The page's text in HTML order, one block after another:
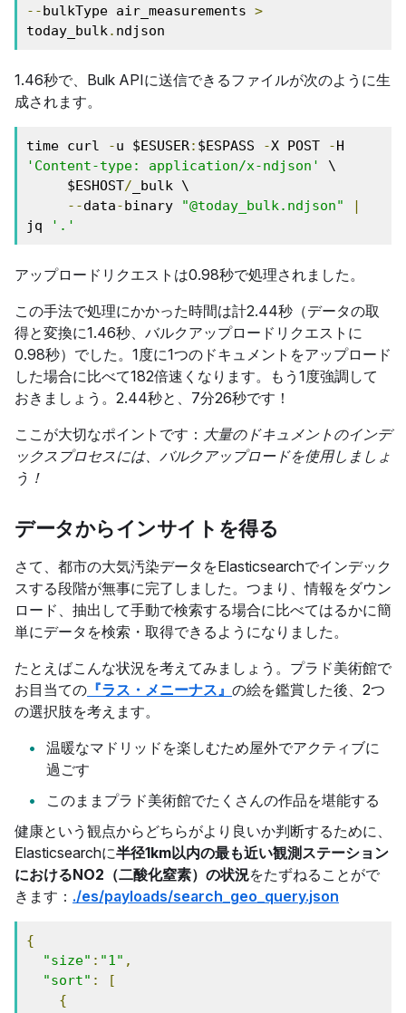
--bulkType air_measurements >
today_bulk. ndjson
1.46秒で、Bulk APIに送信できるファイルが次のように生
成されます。
time curl -u $ESUSER: $ESPASS -X POST -
'Content-type: application/x-ndjson'
\
     $ESHOST
/ _bulk \
--data-binary "@today_bulk.ndjson"
|
jq
'.'
アップロードリクエストは0.98秒で処理されました。
この手法で処理にかかった時間は計2.44秒（データの取
得と変換に1.46秒、バルクアップロードリクエストに
0.98秒）でした。1度に1つのドキュメントをアップロード
した場合に比べて182倍速くなります。もう1度強調して
おきましょう。2.44秒と、7分26秒です！
ここが大切なポイントです： 大量のドキュメントのインデ
ックスプロセスには、バルクアップロードを使用しましょ
う！
データからインサイトを得る
さて、都市の大気汚染データをElasticsearchでインデック
スする段階が無事に完了しました。つまり、情報をダウン
ロード、抽出して手動で検索する場合に比べてはるかに簡
単にデータを検索・取得できるようになりました。
たとえばこんな状況を考えてみましょう。プラド美術館で
お目当ての 『ラス・メニーナス』 の絵を鑑賞した後、2つ
の選択肢を考えます。
温暖なマドリッドを楽しむため屋外でアクティブに
過ごす
このままプラド美術館でたくさんの作品を堪能する
健康という観点からどちらがより良いか判断するために、
Elasticsearchに半径1km以内の最も近い観測ステーション
におけるNO2（二酸化窒素）の状況をたずねることがで
きます： ./es/payloads/search_geo_query.json
{
"size" : "1" ,
"sort" :
[
{